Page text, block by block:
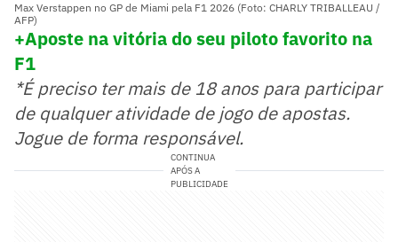
Max Verstappen no GP de Miami pela F1 2026 (Foto: CHARLY TRIBALLEAU /
AFP)
+Aposte na vitória do seu piloto favorito na
F1
*É preciso ter mais de 18 anos para participar
de qualquer atividade de jogo de apostas.
Jogue de forma responsável.
CONTINUA
APÓS A
PUBLICIDADE